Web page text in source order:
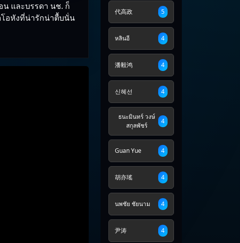
และบรรดา นช. ก็
อหังที่น่ารักน่าตื้บนั่น
代高政 5
หลินอี 4
潘毅鸿 4
신혜선 4
ธนะมินทร์ วงษ์
สกุลพัชร์
4
Guan Yue 4
胡亦瑤 4
นพชัย ชัยนาม 4
尹涛 4